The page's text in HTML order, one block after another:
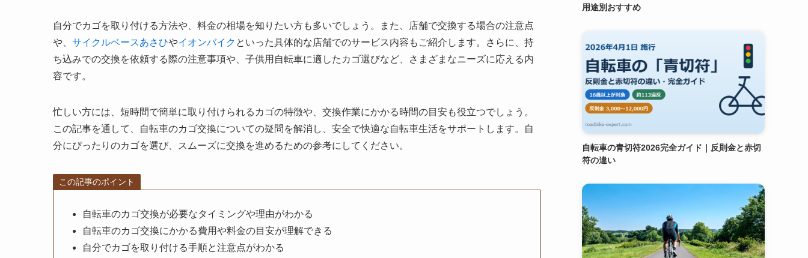
自分でカゴを取り付ける方法や、料金の相場を知りたい方も多いでしょう。また、店舗で交換する場合の注意点
や、 サイクルベースあさひやイオンバイク といった具体的な店舗でのサービス内容もご紹介します。さらに、持
ち込みでの交換を依頼する際の注意事項や、子供用自転車に適したカゴ選びなど、さまざまなニーズに応える内
容です。
忙しい方には、短時間で簡単に取り付けられるカゴの特徴や、交換作業にかかる時間の目安も役立つでしょう。
この記事を通して、自転車のカゴ交換についての疑問を解消し、安全で快適な自転車生活をサポートします。自
分にぴったりのカゴを選び、スムーズに交換を進めるための参考にしてください。
この記事のポイント
自転車のカゴ交換が必要なタイミングや理由がわかる
自転車のカゴ交換にかかる費用や料金の目安が理解できる
自分でカゴを取り付ける手順と注意点がわかる
用途別おすすめ
自転車の青切符2026完全ガイド｜反則金と赤切
符の違い